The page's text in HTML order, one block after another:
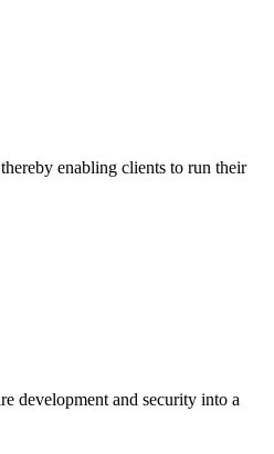
enabling clients to run their
development and security into a